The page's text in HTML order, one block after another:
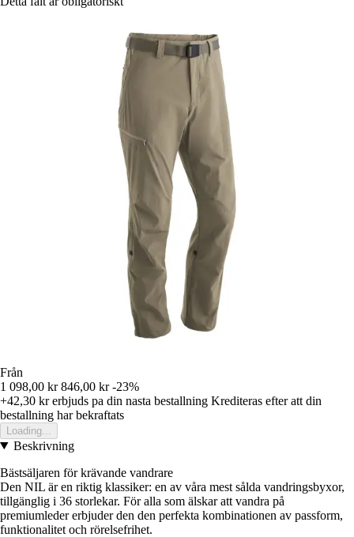
Från
1 098,00 kr 846,00 kr -23%
+42,30 krerbjuds pa din nasta bestallning Krediteras efter att din
bestallning har bekraftats
Loading...
Beskrivning
Bästsäljaren för krävande vandrare
Den NIL är en riktig klassiker: en av våra mest sålda vandringsbyxor,
tillgänglig i 36 storlekar. För alla som älskar att vandra på
premiumleder erbjuder den den perfekta kombinationen av passform,
funktionalitet och rörelsefrihet.